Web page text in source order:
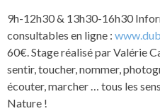
9h-12h30 & 13h30-16h30
consultables en ligne :
60€. Stage réalisé par Valérie
sentir, toucher, nommer,
écouter, marcher … tous les
Nature !